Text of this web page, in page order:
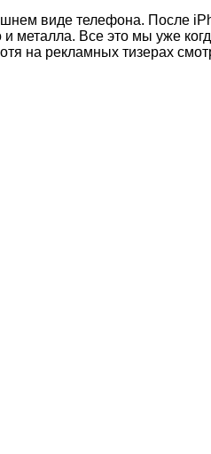
виде телефона. После
и металла. Все это мы уже
на рекламных тизерах